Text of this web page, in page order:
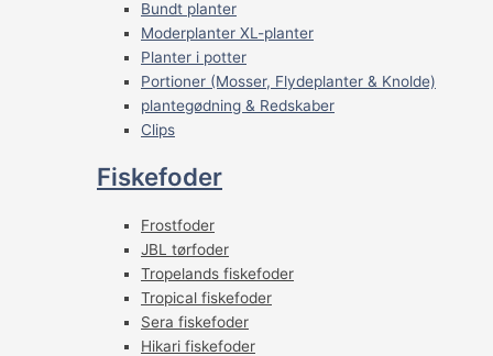
Bundt planter
Moderplanter XL-planter
Planter i potter
Portioner (Mosser, Flydeplanter & Knolde)
plantegødning & Redskaber
Clips
Fiskefoder
Frostfoder
JBL tørfoder
Tropelands fiskefoder
Tropical fiskefoder
Sera fiskefoder
Hikari fiskefoder